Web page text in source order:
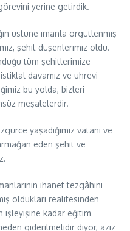
görevini yerine getirdik.
üstüne imanla örgütlenmiş
şehit düşenlerimiz oldu.
tüm şehitlerimize
davamız ve uhrevi
bu yolda, bizleri
meşalelerdir.
yaşadığımız vatanı ve
eden şehit ve
ihanet tezgâhını
oldukları realitesinden
işleyişine kadar eğitim
giderilmelidir diyor, aziz